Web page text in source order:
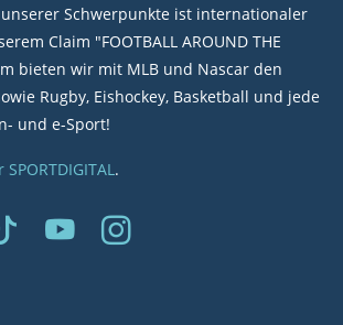
Schwerpunkte ist internationaler
Claim "FOOTBALL AROUND THE
bieten wir mit MLB und Nascar den
Rugby, Eishockey, Basketball und jede
und e-Sport!
.